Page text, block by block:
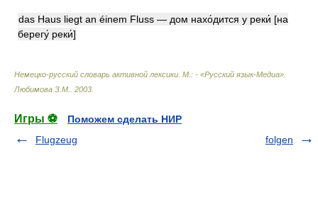
das Haus liegt an éinem Fluss — дом нахо́дится у реки́ [на
берегу́ реки́]
Немецко-русский словарь активной лексики. М.: - «Русский язык-Медиа»
Любимова З.М.
2003
Игры ⚽
Поможем сделать НИР
Flugzeug
folgen